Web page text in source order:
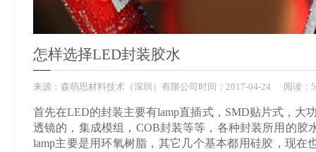
怎样选择LED封装胶水
来源： 森萌思材料技术（深圳）有限公司 时间： 2017-04-24 阅读：
首先在LED的封装主要有lamp直插式，SMD贴片式，大
透镜的，集成模组，COB封装等等，各种封装所用的胶
lamp主要是用环氧树脂，其它几个基本都用硅胶，现在